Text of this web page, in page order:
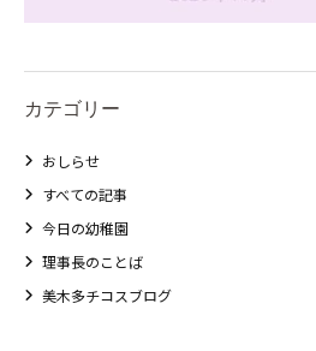
カテゴリー
おしらせ
すべての記事
今日の幼稚園
理事長のことば
美木多チコスブログ